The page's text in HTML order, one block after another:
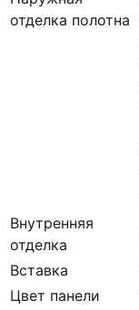
отделка полотна
Внутренняя
отделка
Вставка
Цвет панели